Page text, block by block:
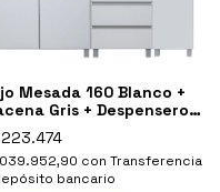
Mesada 160 Blanco +
Gris + Despensero
con Transferencia
bancario